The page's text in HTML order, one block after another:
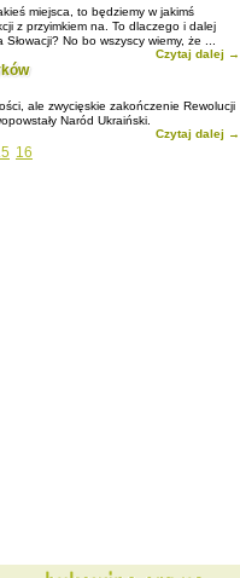
miejsca, to będziemy w jakimś
z przyimkiem na. To dlaczego i dalej
No bo wszyscy wiemy, że ...
Czytaj dalej →
ale zwycięskie zakończenie Rewolucji
Naród Ukraiński.
Czytaj dalej →
16